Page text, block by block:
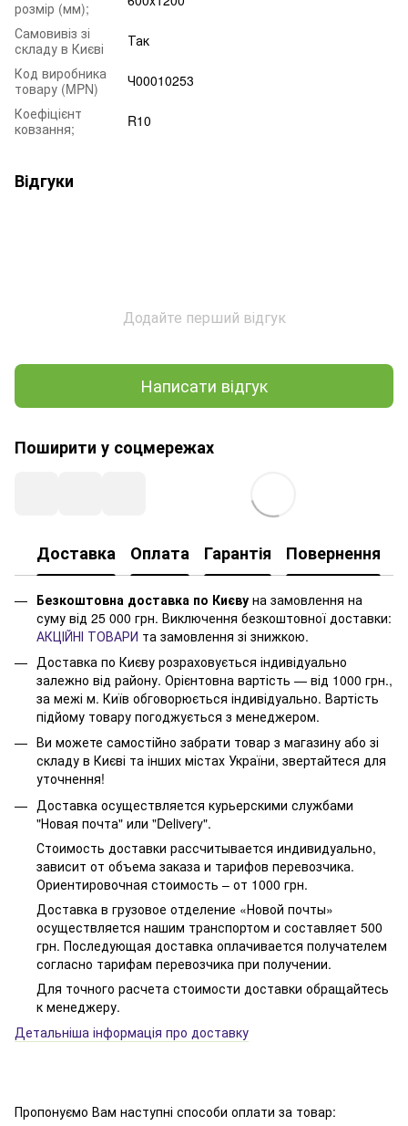
розмір (мм);
Самовивіз зі
складу в Києві
Так
Код виробника
товару (MPN)
Ч00010253
Коефіцієнт
ковзання;
R10
Відгуки
Додайте перший відгук
Написати відгук
Поширити у соцмережах
Доставка Оплата Гарантія Повернення
Безкоштовна доставка по Києву на замовлення на
суму від 25 000 грн. Виключення безкоштовної доставки:
АКЦІЙНІ ТОВАРИ та замовлення зі знижкою.
Доставка по Києву розраховується індивідуально
залежно від району. Орієнтовна вартість — від 1000 грн.,
за межі м. Київ обговорюється індивідуально. Вартість
підйому товару погоджується з менеджером.
Ви можете самостійно забрати товар з магазину або зі
складу в Києві та інших містах України, звертайтеся для
уточнення!
Доставка осуществляется курьерскими службами
"Новая почта" или "Delivery".
Стоимость доставки рассчитывается индивидуально,
зависит от объема заказа и тарифов перевозчика.
Ориентировочная стоимость – от 1000 грн.
Доставка в грузовое отделение «Новой почты»
осуществляется нашим транспортом и составляет 500
грн. Последующая доставка оплачивается получателем
согласно тарифам перевозчика при получении.
Для точного расчета стоимости доставки обращайтесь
к менеджеру.
Детальніша інформація про доставку
Пропонуємо Вам наступні способи оплати за товар: